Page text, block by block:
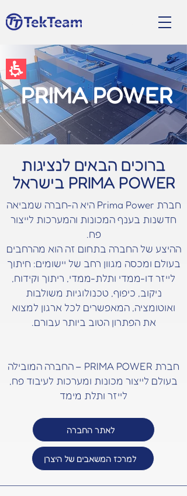
של
דף
אנטר
כדי
לעבור
לאזור
תוכן
מרכזי
PRIMA POWER
ברוכים הבאים לנציגות
PRIMA POWER בישראל
חברת Prima Power היא ה-חברה שמביאה
חדשנות בענף המכונות והמערכות לייצור
פח.
ההיצע של החברה בתחום זה הוא מהרחבים
בעולם ומכסה מגוון רחב של יישומים: חיתוך
לייזר דו-ממדי ותלת-ממדי, ריתוך וקידוח,
ניקוב, כיפוף, טכנולוגיות משולבות
ואוטומציה, המאפשרים לכל ארגון למצוא
את הפתרון הטוב ביותר עבורם.
חברת PRIMA POWER – החברה המובילה
בעולם לייצור מכונות ומערכות לעיבוד פח,
לייזר ותלת מימד
לאתר החברה
למרכז המשאבים של היצרן